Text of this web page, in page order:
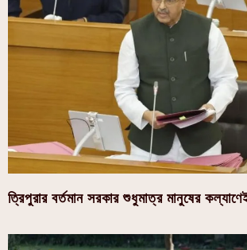
ত্রিপুরার বর্তমান সরকার শুধুমাত্র মানুষের